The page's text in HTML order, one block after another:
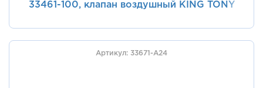
33461-100, клапан воздушный KING TONY
Артикул: 33671-A24